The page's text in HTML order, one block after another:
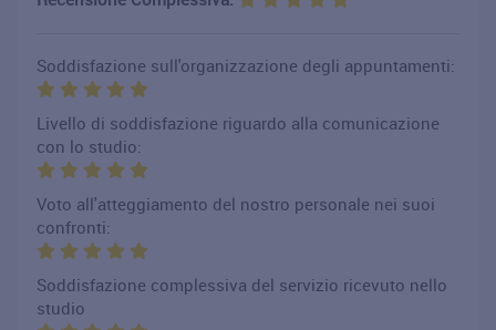
Soddisfazione sull'organizzazione degli appuntamenti:
Livello di soddisfazione riguardo alla comunicazione
con lo studio:
Voto all'atteggiamento del nostro personale nei suoi
confronti:
Soddisfazione complessiva del servizio ricevuto nello
studio